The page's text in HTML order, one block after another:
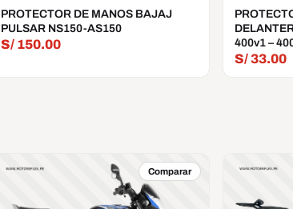
PROTECTOR DE MANOS BAJAJ
PULSAR NS150-AS150
S/ 150.00
400v1 –
S/33.00
Comparar